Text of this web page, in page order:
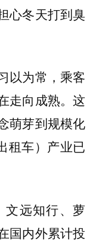
心冬天打到臭
以为常，乘客
走向成熟。这
萌芽到规模化
租车）产业已
文远知行、萝
国内外累计投